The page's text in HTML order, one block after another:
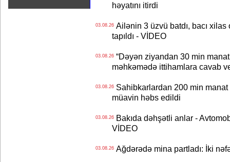
həyatını itirdi
03.08.26Ailənin 3 üzvü batdı, bacı xilas
tapıldı - VİDEO
03.08.26“Dəyən ziyandan 30 min
məhkəmədə ittihamlara cavab
03.08.26Sahibkarlardan 200 min manat
müavin həbs edildi
03.08.26Bakıda dəhşətli anlar -
VİDEO
03.08.26Ağdərədə mina partladı: İki